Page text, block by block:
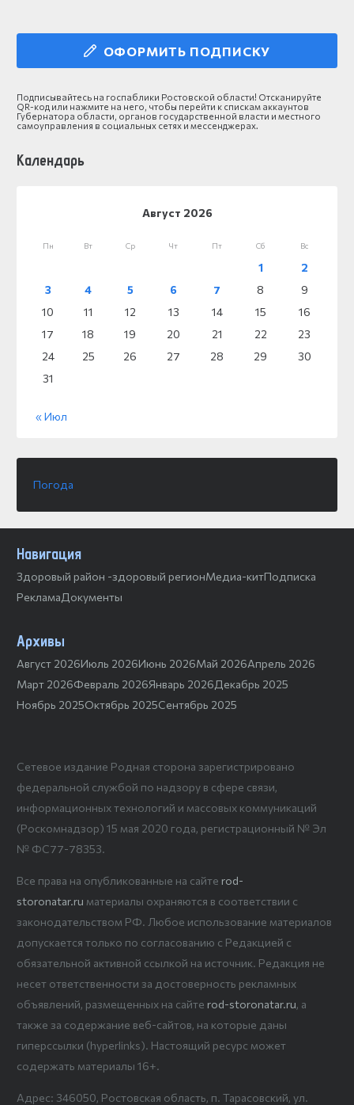
ОФОРМИТЬ ПОДПИСКУ
Подписывайтесь на госпаблики Ростовской области! Отсканируйте
QR-код или нажмите на него, чтобы перейти к спискам аккаунтов
Губернатора области, органов государственной власти и местного
самоуправления в социальных сетях и мессенджерах.
Календарь
Август 2026
Пн Вт Ср Чт Пт Сб Вс
1
2
3
4 5 6 7 8
9
10
11 12 13 14 15
16
17
18 19 20 21 22
23
24
25 26 27 28 29
30
31
« Июл
Погода
Навигация
Здоровый район -здоровый регионМедиа-китПодписка
РекламаДокументы
Архивы
Август 2026Июль 2026Июнь 2026Май 2026Апрель 2026
Март 2026Февраль 2026Январь 2026Декабрь 2025
Ноябрь 2025Октябрь 2025Сентябрь 2025
Сетевое издание Родная сторона зарегистрировано
федеральной службой по надзору в сфере связи,
информационных технологий и массовых коммуникаций
(Роскомнадзор) 15 мая 2020 года, регистрационный № Эл
№ ФС77-78353.
Все права на опубликованные на сайте rod-
storonatar.ru материалы охраняются в соответствии с
законодательством РФ. Любое использование материалов
допускается только по согласованию с Редакцией с
обязательной активной ссылкой на источник. Редакция не
несет ответственности за достоверность рекламных
объявлений, размещенных на сайте rod-storonatar.ru, а
также за содержание веб-сайтов, на которые даны
гиперссылки (hyperlinks). Настоящий ресурс может
содержать материалы 16+.
Адрес: 346050, Ростовская область, п. Тарасовский, ул.